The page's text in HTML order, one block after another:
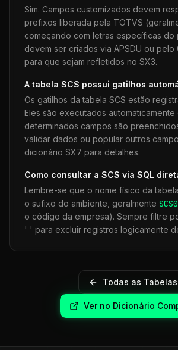
Sim. Campos customizados devem
prefixos liberada pela TOTVS
começando com letras específicas do
devem ser criados via APSDU ou
para que sejam refletidos no SX3.
A tabela SCS possui gatilhos
Os gatilhos da tabela SCS estão
Eles são executados automaticamente
determinados campos são
validar dados ou popular outros
dicionário SX7 para detalhes.
Como consultar a SCS via SQL
Lembre-se que o nome físico da
o sufixo do ambiente, geralmente SCS
o código da empresa). Sempre filtre
' ' para excluir registros logicamente
Todas as Tabelas
Ver no Dicionário